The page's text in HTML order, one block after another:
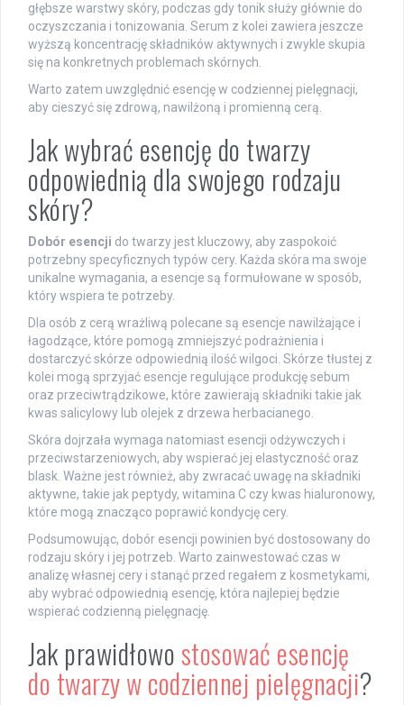
głębsze warstwy skóry, podczas gdy tonik służy głównie do
oczyszczania i tonizowania. Serum z kolei zawiera jeszcze
wyższą koncentrację składników aktywnych i zwykle skupia
się na konkretnych problemach skórnych.
Warto zatem uwzględnić esencję w codziennej pielęgnacji,
aby cieszyć się zdrową, nawilżoną i promienną cerą.
Jak wybrać esencję do twarzy
odpowiednią dla swojego rodzaju
skóry?
Dobór esencji do twarzy jest kluczowy, aby zaspokoić
potrzebny specyficznych typów cery. Każda skóra ma swoje
unikalne wymagania, a esencje są formułowane w sposób,
który wspiera te potrzeby.
Dla osób z cerą wrażliwą polecane są esencje nawilżające i
łagodzące, które pomogą zmniejszyć podrażnienia i
dostarczyć skórze odpowiednią ilość wilgoci. Skórze tłustej z
kolei mogą sprzyjać esencje regulujące produkcję sebum
oraz przeciwtrądzikowe, które zawierają składniki takie jak
kwas salicylowy lub olejek z drzewa herbacianego.
Skóra dojrzała wymaga natomiast esencji odżywczych i
przeciwstarzeniowych, aby wspierać jej elastyczność oraz
blask. Ważne jest również, aby zwracać uwagę na składniki
aktywne, takie jak peptydy, witamina C czy kwas hialuronowy,
które mogą znacząco poprawić kondycję cery.
Podsumowując, dobór esencji powinien być dostosowany do
rodzaju skóry i jej potrzeb. Warto zainwestować czas w
analizę własnej cery i stanąć przed regałem z kosmetykami,
aby wybrać odpowiednią esencję, która najlepiej będzie
wspierać codzienną pielęgnację.
Jak prawidłowostosować esencję
do twarzy w codziennej pielęgnacji?